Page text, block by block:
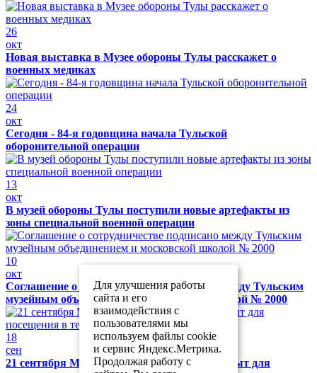
26
окт
Новая выставка в Музее обороны Тулы расскажет о
военных медиках
24
окт
Сегодня - 84-я годовщина начала Тульской
оборонительной операции
13
окт
В музей обороны Тулы поступили новые артефакты из
зоны специальной военной операции
10
окт
Соглашение о сотрудничестве подписано между Тульским
музейным объединением и московской школой № 2000
18
сен
21 сентября Музей обороны Тулы будет закрыт для
Для улучшения работы
сайта и его
взаимодействия с
пользователями мы
используем файлы cookie
и сервис Яндекс.Метрика.
Продолжая работу с